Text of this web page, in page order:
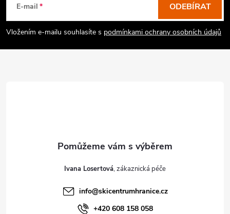
E-mail
Vložením e-mailu souhlasíte s podmínkami ochrany osobních údajů
ODEBÍRAT
Ivana Losertová
info@skicentrumhranice.cz
+420 608 158 058